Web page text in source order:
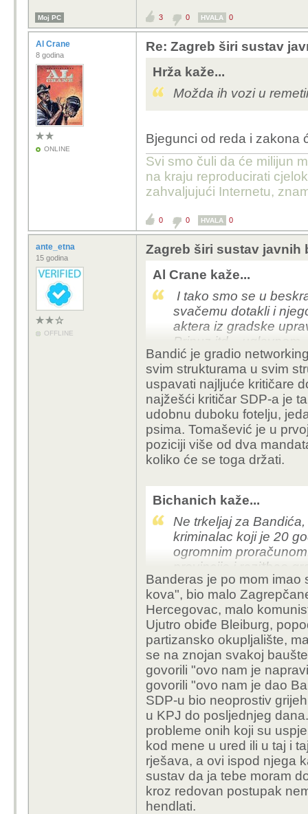
Moj PC 3 0 HVALA 0
Al Crane
8 godina
ONLINE
Re: Zagreb širi sustav
Hrža kaže...
Možda ih vozi u
Bjegunci od reda i zakona
Svi smo čuli da će milijun
na kraju reproducirati
zahvaljujući Internetu,
0 0 HVALA 0
ante_etna
15 godina
OFFLINE
Zagreb širi sustav javnih
Al Crane kaže...
I tako smo se u
svačemu dotakli i
aktera iz gradske
Pripuz itd...
državom) je golem i
sve strane kruže
možeš uvijek biti
zubima, nego trebaš
dobro da preživiš, tj.
svrgnu, jer danas je
općenito... a
podosta dobrog i za
odnose s mafijom
vremena) i ne pliva
ja od mog cimera
koliko i Bandić. Jer
Bandić je gradio
svim strukturama u svim
uspavati najljuće kritičare
najžešći kritičar SDP-a je
udobnu duboku fotelju,
psima. Tomašević je u
poziciji više od dva
koliko će se toga držati.
Bichanich kaže...
Ne trkeljaj za
kriminalac koji je 20
ogromnim
provincije i razj*bao
uhljebljivanjem, a sve
vlasti. Da je imalo
krumpire u zatvoru,
koja mu je
mu se mora priznati
dugogodišnjeg
Banderas je po mom imao
kova", bio malo
Hercegovac, malo
Ujutro obiđe Bleiburg,
partizansko okupljalište,
se na znojan svakoj
govorili "ovo nam je
govorili "ovo nam je dao
SDP-u bio neoprostiv
u KPJ do posljednjeg
probleme onih koji su
kod mene u ured ili u taj i
rješava, a ovi ispod njega
sustav da ja tebe moram
kroz redovan postupak
hendlati.